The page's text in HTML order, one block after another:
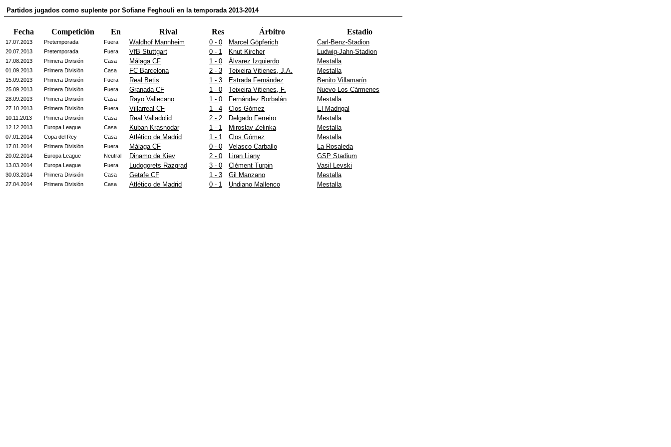
Partidos jugados como suplente por Sofiane Feghouli en la temporada 2013-2014
Fecha Competición En Rival Res Árbitro Estadio
17.07.2013 Pretemporada Fuera Waldhof Mannheim 0 - 0 Marcel Göpferich Carl-Benz-Stadion
20.07.2013 Pretemporada Fuera VfB Stuttgart 0 - 1 Knut Kircher Ludwig-Jahn-Stadion
17.08.2013 Primera División Casa Málaga CF 1 - 0 Álvarez Izquierdo Mestalla
01.09.2013 Primera División Casa FC Barcelona 2 - 3 Teixeira Vitienes, J.A. Mestalla
15.09.2013 Primera División Fuera Real Betis 1 - 3 Estrada Fernández Benito Villamarín
25.09.2013 Primera División Fuera Granada CF 1 - 0 Teixeira Vitienes, F. Nuevo Los Cármenes
28.09.2013 Primera División Casa Rayo Vallecano 1 - 0 Fernández Borbalán Mestalla
27.10.2013 Primera División Fuera Villarreal CF 1 - 4 Clos Gómez El Madrigal
10.11.2013 Primera División Casa Real Valladolid 2 - 2 Delgado Ferreiro Mestalla
12.12.2013 Europa League Casa Kuban Krasnodar 1 - 1 Miroslav Zelinka Mestalla
07.01.2014 Copa del Rey Casa Atlético de Madrid 1 - 1 Clos Gómez Mestalla
17.01.2014 Primera División Fuera Málaga CF 0 - 0 Velasco Carballo La Rosaleda
20.02.2014 Europa League Neutral Dinamo de Kiev 2 - 0 Liran Liany GSP Stadium
13.03.2014 Europa League Fuera Ludogorets Razgrad 3 - 0 Clément Turpin Vasil Levski
30.03.2014 Primera División Casa Getafe CF 1 - 3 Gil Manzano Mestalla
27.04.2014 Primera División Casa Atlético de Madrid 0 - 1 Undiano Mallenco Mestalla